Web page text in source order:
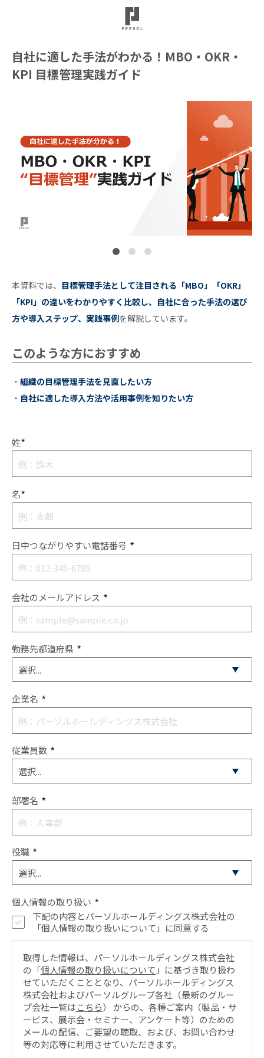
自社に適した手法がわかる！MBO・OKR・
KPI 目標管理実践ガイド
本資料では、 目標管理手法として注目される「MBO」「OKR」
「KPI」の違いをわかりやすく比較し、自社に合った手法の選び
方や導入ステップ、実践事例を解説しています。
このような方におすすめ
・ 組織の目標管理手法を見直したい方
・ 自社に適した導入方法や活用事例を知りたい方
*
姓
*
名
*
日中つながりやすい電話番号
*
会社のメールアドレス
*
勤務先都道府県
*
企業名
*
従業員数
*
部署名
*
役職
*
個人情報の取り扱い
下記の内容とパーソルホールディングス株式会社の
「個人情報の取り扱いについて」に同意する
取得した情報は、パーソルホールディングス株式会社
の「個人情報の取り扱いについて 」に基づき取り扱わ
せていただくこととなり、パーソルホールディングス
株式会社およびパーソルグループ各社（最新のグルー
プ会社一覧はこちら） からの、各種ご案内（製品・サ
ービス、展示会・セミナー、アンケート等）のための
メールの配信、ご要望の聴取、および、お問い合わせ
等の対応等に利用させていただきます。